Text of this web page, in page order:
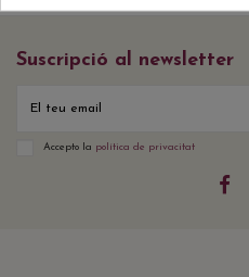
Suscripció al newsletter
Accepto la política de privacitat